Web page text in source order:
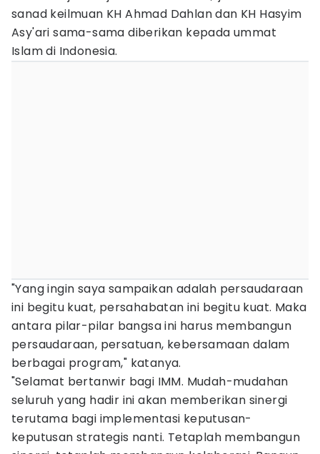
sanad keilmuan KH Ahmad Dahlan dan KH Hasyim
Asy'ari sama-sama diberikan kepada ummat
Islam di Indonesia.
"Yang ingin saya sampaikan adalah persaudaraan
ini begitu kuat, persahabatan ini begitu kuat. Maka
antara pilar-pilar bangsa ini harus membangun
persaudaraan, persatuan, kebersamaan dalam
berbagai program," katanya.
"Selamat bertanwir bagi IMM. Mudah-mudahan
seluruh yang hadir ini akan memberikan sinergi
terutama bagi implementasi keputusan-
keputusan strategis nanti. Tetaplah membangun